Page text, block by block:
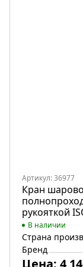
Артикул: 36977
Кран
рукояткой
В наличии
Страна
Бренд